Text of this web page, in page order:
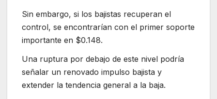
Sin embargo, si los bajistas recuperan el
control, se encontrarían con el primer soporte
importante en $0.148.
Una ruptura por debajo de este nivel podría
señalar un renovado impulso bajista y
extender la tendencia general a la baja.